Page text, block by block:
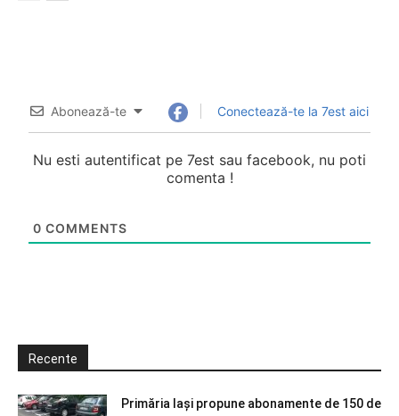
Abonează-te Conectează-te la 7est aici
Nu esti autentificat pe 7est sau facebook, nu poti
comenta !
0 COMMENTS
Recente
Primăria Iași propune abonamente de 150 de